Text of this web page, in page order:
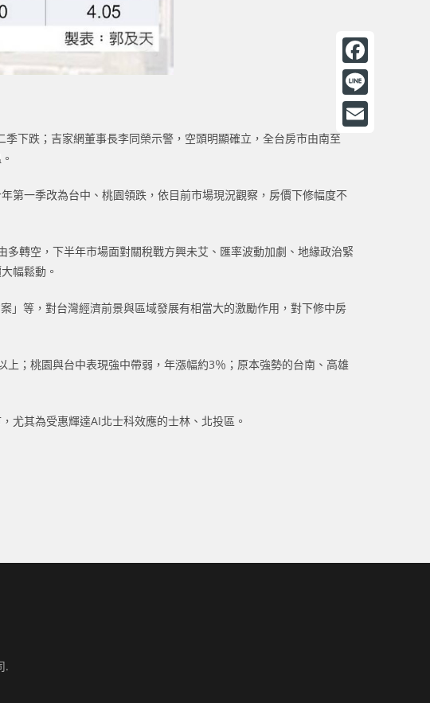
下跌；吉家網董事長李同榮示警，空頭明顯確立，全台房市由南至
第一季改為台中、桃園領跌，依目前市場現況觀察，房價下修幅度不
轉空，下半年市場面對關稅戰方興未艾、匯率波動加劇、地緣政治緊
幅鬆動。
」等，對台灣經濟前景與區域發展有相當大的激勵作用，對下修中房
；桃園與台中表現強中帶弱，年漲幅約3％；原本強勢的台南、高雄
尤其為受惠輝達AI北士科效應的士林、北投區。
.
F
a
c
o
k
L
a